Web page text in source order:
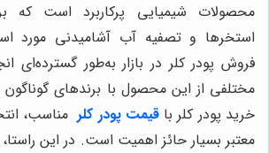
محصولات شیمیایی پرکاربرد است که
استخرها و تصفیه آب آشامیدنی مورد
فروش پودر کلر در بازار به‌طور گسترده‌ای
مختلفی از این محصول با برندهای
خرید پودر کلر باقیمت پودر کلر مناسب،
معتبر بسیار حائز اهمیت است. در این